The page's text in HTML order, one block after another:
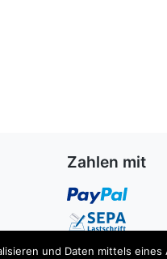
Zahlen mit
und Daten mittels eines